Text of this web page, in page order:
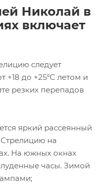
Николай в
включает
следует
+18 до +25°C летом и
резких перепадов
яркий рассеянный
на
На южных окнах
часы. Зимой